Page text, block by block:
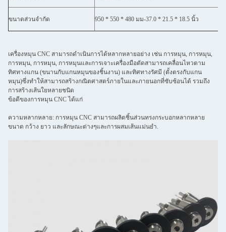
ขนาดส่วนจํากัด 950 * 550 * 480 มม-37.0 * 21.5 * 18.5 นิ้ว
เครื่องหมุน CNC สามารถดําเนินการได้หลากหลายอย่าง เช่น การหมุน, การหมุน,
การหมุน, การหมุน, การหมุนและการเจาะเครื่องมือตัดสามารถเคลื่อนไหวตาม
ทิศทางแกน (ขนานกับแกนหมุนของชิ้นงาน) และทิศทางรัศมี (ตั้งตรงกับแกน
หมุน)ซึ่งทําให้สามารถสร้างกณิตศาสตร์ภายในและภายนอกที่ซับซ้อนได้ รวมถึง
การสร้างเส้นใยหลายชนิด
ข้อดีของการหมุน CNC ได้แก่
ความหลากหลาย: การหมุน CNC สามารถผลิตชิ้นส่วนทรงกระบอกหลากหลาย
ขนาด กว้าง ยาว และลักษณะต่างๆและการผสมเส้นแม่นยํา.